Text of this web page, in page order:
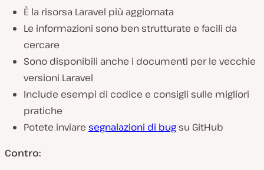
È la risorsa Laravel più aggiornata
Le informazioni sono ben strutturate e facili da
cercare
Sono disponibili anche i documenti per le vecchie
versioni Laravel
Include esempi di codice e consigli sulle migliori
pratiche
Potete inviare segnalazioni di bug su GitHub
Contro: